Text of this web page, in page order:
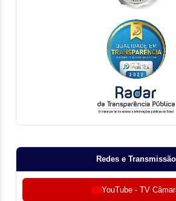
Redes e Transmissão
YouTube - TV